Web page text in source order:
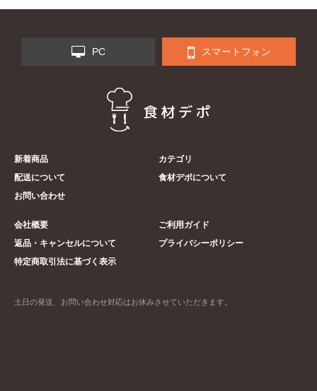
PC スマートフォン
新着商品
カテゴリ
配送について
食材デポについて
お問い合わせ
会社概要
ご利用ガイド
返品・キャンセルについて
プライバシーポリシー
特定商取引法に基づく表示
土日の発送、お問い合わせ対応はお休みさせていただきます。